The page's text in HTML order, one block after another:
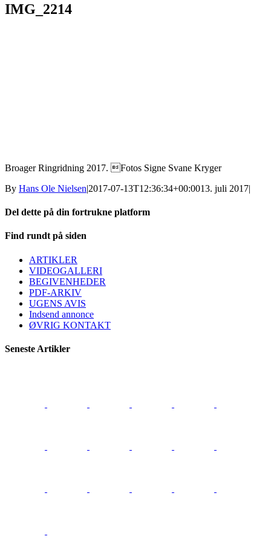
IMG_2214
Broager Ringridning 2017. Fotos Signe Svane Kryger
By Hans Ole Nielsen|2017-07-13T12:36:34+00:0013. juli 2017|
Del dette på din fortrukne platform
Facebook
X
LinkedIn
E-
Find rundt på siden
ARTIKLER
VIDEOGALLERI
BEGIVENHEDER
PDF-ARKIV
UGENS AVIS
Indsend annonce
ØVRIG KONTAKT
Seneste Artikler